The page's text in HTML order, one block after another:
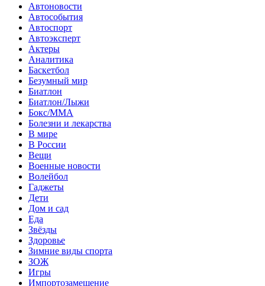
Автоновости
Автособытия
Автоспорт
Автоэксперт
Актеры
Аналитика
Баскетбол
Безумный мир
Биатлон
Биатлон/Лыжи
Бокс/MMA
Болезни и лекарства
В мире
В России
Вещи
Военные новости
Волейбол
Гаджеты
Дети
Дом и сад
Еда
Звёзды
Здоровье
Зимние виды спорта
ЗОЖ
Игры
Импортозамещение